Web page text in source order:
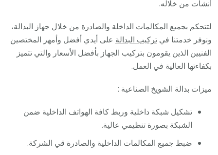
أنشأت من خلاله.
لتتحكم بجميع المكالمات الداخلة والصادرة من خلال جهاز البدالة،
ونوفر خدمتنا فيتركيب البدالة على أيدي أفضل وأمهر المختصين
الفنيين الذين يقومون بتركيب الجهاز بأفضل الأسعار والتي تتميز
بكفاءتها العالية في العمل.
ميزات بدالة الشويخ الصناعية :
تشكيل شبكة داخلية وربط كافة الهواتف الداخلية ضمن
الشبكة بصورة تنظيمي عالية.
ضبط جميع المكالمات الداخلية والصادرة قي الشركة.